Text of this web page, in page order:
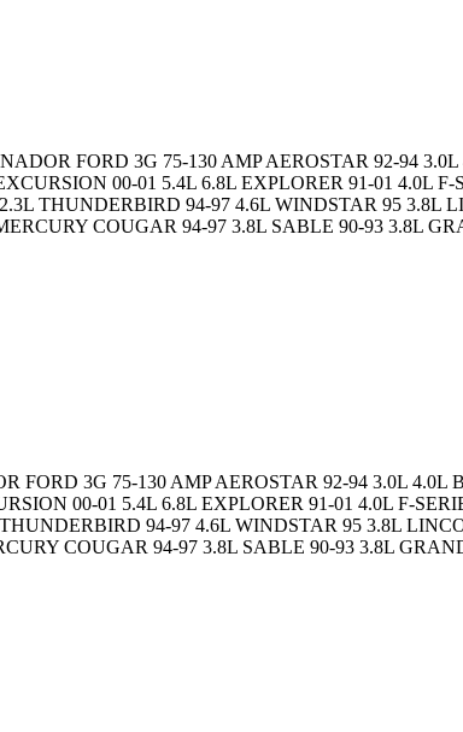
FORD 3G 75-130 AMP AEROSTAR 92-94
00-01 5.4L 6.8L EXPLORER 91-01 4.0L
THUNDERBIRD 94-97 4.6L WINDSTAR 95
COUGAR 94-97 3.8L SABLE 90-93 3.8L
3G 75-130 AMP AEROSTAR 92-94 3.0L
00-01 5.4L 6.8L EXPLORER 91-01 4.0L F-
94-97 4.6L WINDSTAR 95 3.8L
COUGAR 94-97 3.8L SABLE 90-93 3.8L